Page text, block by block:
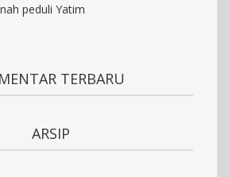
peduli Yatim
TERBARU
ARSIP